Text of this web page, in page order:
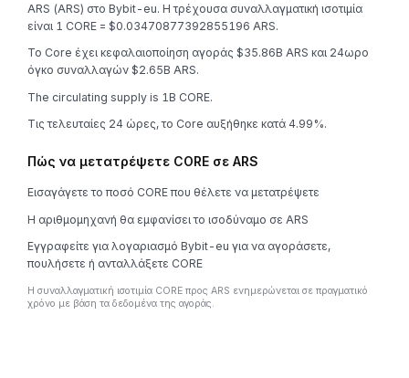
ARS (ARS) στο Bybit-eu. Η τρέχουσα συναλλαγματική ισοτιμία
είναι 1 CORE = $0.03470877392855196 ARS.
Το Core έχει κεφαλαιοποίηση αγοράς $35.86B ARS και 24ωρο
όγκο συναλλαγών $2.65B ARS.
The circulating supply is 1B CORE.
Τις τελευταίες 24 ώρες, το Core αυξήθηκε κατά 4.99%.
Πώς να μετατρέψετε CORE σε ARS
Εισαγάγετε το ποσό CORE που θέλετε να μετατρέψετε
Η αριθμομηχανή θα εμφανίσει το ισοδύναμο σε ARS
Εγγραφείτε για λογαριασμό Bybit-eu για να αγοράσετε,
πουλήσετε ή ανταλλάξετε CORE
Η συναλλαγματική ισοτιμία CORE προς ARS ενημερώνεται σε πραγματικό
χρόνο με βάση τα δεδομένα της αγοράς.